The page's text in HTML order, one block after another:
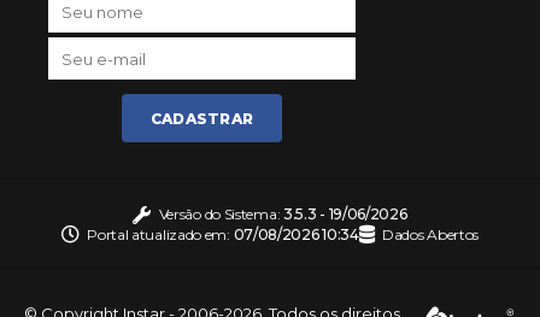
CADASTRAR
Versão do Sistema: 3.5.3 - 19/06/2026
Portal atualizado em: 07/08/2026 10:34 Dados Abertos